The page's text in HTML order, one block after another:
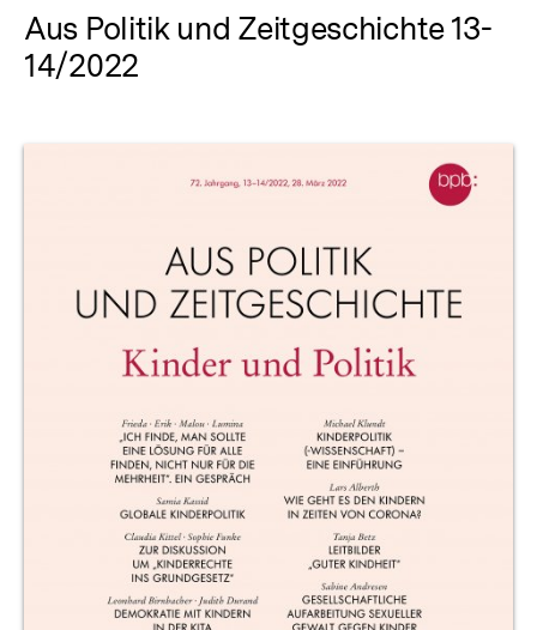
Aus Politik und Zeitgeschichte 13-
14/2022